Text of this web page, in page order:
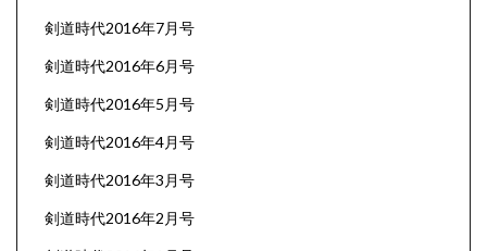
剣道時代2016年7月号
剣道時代2016年6月号
剣道時代2016年5月号
剣道時代2016年4月号
剣道時代2016年3月号
剣道時代2016年2月号